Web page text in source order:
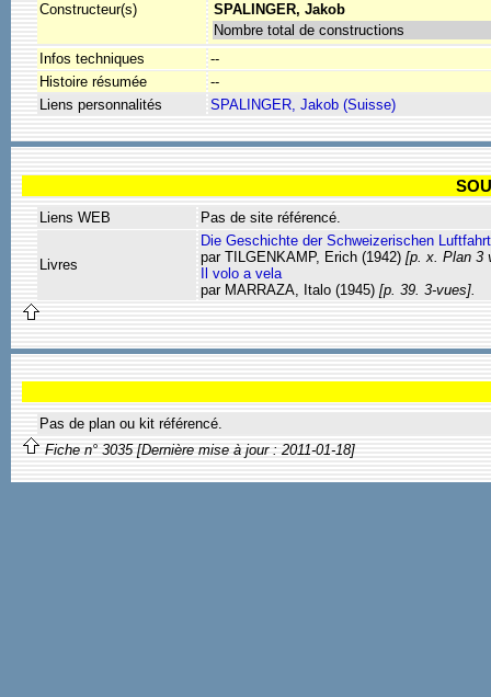
Constructeur(s)
SPALINGER, Jakob
Nombre total de constructions
Infos techniques
--
Histoire résumée
--
Liens personnalités
SPALINGER, Jakob (Suisse)
Liens WEB Pas de site référencé.
Livres
Die Geschichte der Schweizerischen
par TILGENKAMP, Erich (1942) [p. x. Plan 3
Il volo a vela
par MARRAZA, Italo (1945) [p. 39. 3-vues].
Pas de plan ou kit référencé.
Fiche n° 3035 [Dernière mise à jour : 2011-01-18]